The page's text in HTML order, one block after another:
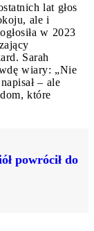
lat głos
ale i
w 2023
Sarah
wiary: „Nie
– ale
które
powrócił do